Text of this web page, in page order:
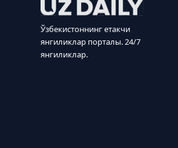
Ўзбекистоннинг етакчи
янгиликлар порталы. 24/7
янгиликлар.